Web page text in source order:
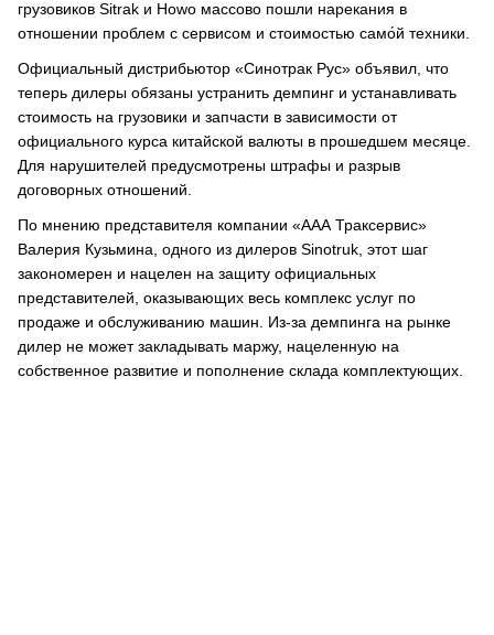
грузовиков Sitrak и Howo массово пошли нарекания в
отношении проблем с сервисом и стоимостью само́й техники.
Официальный дистрибьютор «Синотрак Рус» объявил, что
теперь дилеры обязаны устранить демпинг и устанавливать
стоимость на грузовики и запчасти в зависимости от
официального курса китайской валюты в прошедшем месяце.
Для нарушителей предусмотрены штрафы и разрыв
договорных отношений.
По мнению представителя компании «ААА Траксервис»
Валерия Кузьмина, одного из дилеров Sinotruk, этот шаг
закономерен и нацелен на защиту официальных
представителей, оказывающих весь комплекс услуг по
продаже и обслуживанию машин. Из-за демпинга на рынке
дилер не может закладывать маржу, нацеленную на
собственное развитие и пополнение склада комплектующих.